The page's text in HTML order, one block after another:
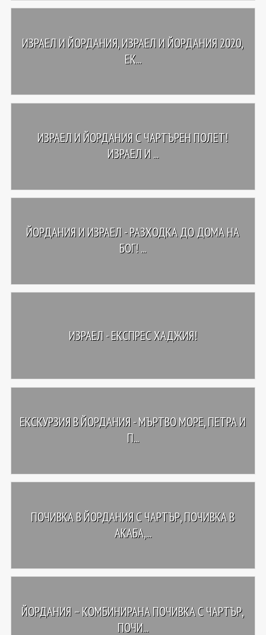
ИЗРАЕЛ И ЙОРДАНИЯ, ИЗРАЕЛ И ЙОРДАНИЯ 2020,
ЕК...
ИЗРАЕЛ И ЙОРДАНИЯ С ЧАРТЪРЕН ПОЛЕТ!
ИЗРАЕЛ И ...
ЙОРДАНИЯ И ИЗРАЕЛ - РАЗХОДКА ДО ДОМА НА
БОГ! ...
ИЗРАЕЛ - ЕКСПРЕС ХАДЖИЯ!
ЕКСКУРЗИЯ В ЙОРДАНИЯ - МЪРТВО МОРЕ, ПЕТРА И
П...
ПОЧИВКА В ЙОРДАНИЯ С ЧАРТЪР, ПОЧИВКА В
АКАБА,...
ЙОРДАНИЯ – КОМБИНИРАНА ПОЧИВКА С ЧАРТЪР,
ПОЧИ...